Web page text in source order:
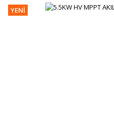
YENİ